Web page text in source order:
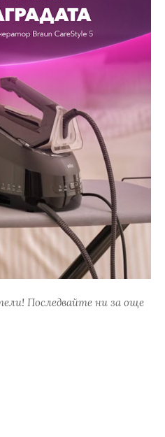
Последвайте ни за още